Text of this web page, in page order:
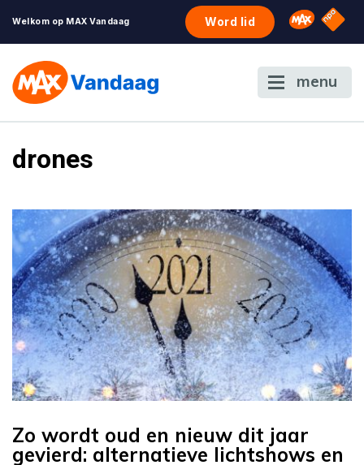
Welkom op MAX Vandaag Word lid Omroep
NPO
menu
drones
Zo wordt oud en nieuw dit jaar
gevierd: alternatieve lichtshows en